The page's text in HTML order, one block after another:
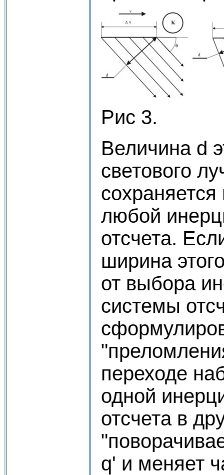
Рис 3.
Величина d
светового
любой
отсчета.
ширина
от выбора
системы
переходе
одной
отсчета в
q' и меняет